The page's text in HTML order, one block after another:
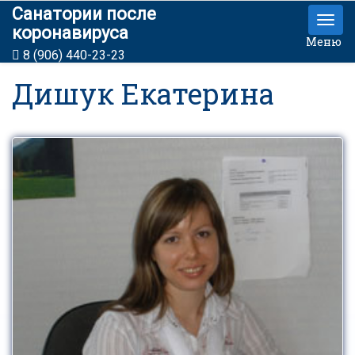
Санатории после
коронавируса
8 (906) 440-23-23
Меню
Дишук Екатерина